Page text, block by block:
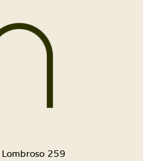
Lombroso 259